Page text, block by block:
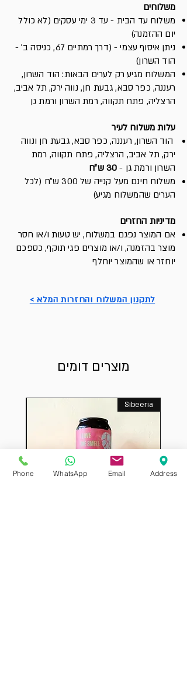
ABV - 13%
בקבוק 375 מ"ל
משלוחים
משלוח עד הבית - עד 3 ימי עסקים (לא כולל
יום ההזמנה)
ניתן איסוף עצמי - (דרך רמתיים 67, כניסה ב׳ -
הוד השרון)
המשלוח מגיע רק לערים הבאות: הוד השרון,
רעננה, כפר סבא, גבעת חן, נווה ירק, תל אביב,
הרצליה, פתח תקווה, רמת השרון ורמת גן
עלות משלוח לעיר
הוד השרון, רעננה, כפר סבא, גבעת חן ונווה
ירק, תל אביב, הרצליה, פתח תקווה, רמת
השרון ורמת גן - 30 ש״ח
משלוח חינם מעל קנייה של 300 ש״ח (לכל
הערים שהמשלוח מגיע)
מדיניות החזרים
אם המוצר נפגם במשלוח, יש טעות ו/או חסר
מוצר בהזמנה, ו/או מוצרים פגי תוקף, כספכם
יוחזר או שהמוצר יוחלף
לתקנון המשלוח והחזרות המלא >
מוצרים דומים
Sibeeria
Phone WhatsApp Email Address